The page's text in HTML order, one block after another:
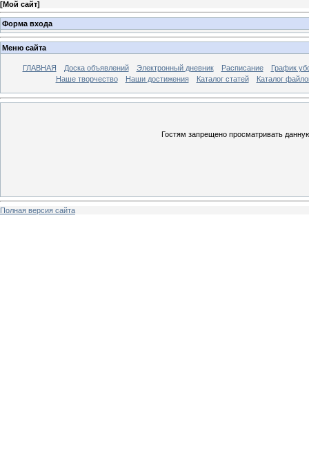
[Мой сайт]
Форма входа
Меню сайта
ГЛАВНАЯ Доска объявлений Электронный дневник Расписание
График
Наше творчество
Наши достижения Каталог статей Каталог
Гостям запрещено просматривать
Полная версия сайта